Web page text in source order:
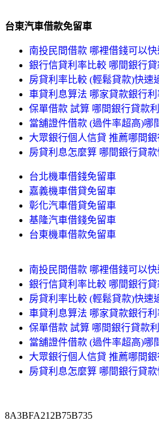
台東汽車借款免留車
南投民間借款 哪裡借錢可以
銀行信貸利率比較 哪間銀行
房貸利率比較 (輕鬆貸款)快速
車貸利息算法 哪家貸款銀行
保單借款 試算 哪間銀行貸款
當舖證件借款 (過件率超高)哪
大眾銀行個人信貸 推薦哪間
房貸利息怎麼算 哪間銀行貸
台北機車借錢免留車
嘉義機車借貸免留車
彰化汽車借貸免留車
基隆汽車借錢免留車
台東機車借款免留車
南投民間借款 哪裡借錢可以
銀行信貸利率比較 哪間銀行
房貸利率比較 (輕鬆貸款)快速
車貸利息算法 哪家貸款銀行
保單借款 試算 哪間銀行貸款
當舖證件借款 (過件率超高)哪
大眾銀行個人信貸 推薦哪間
房貸利息怎麼算 哪間銀行貸
8A3BFA212B75B735